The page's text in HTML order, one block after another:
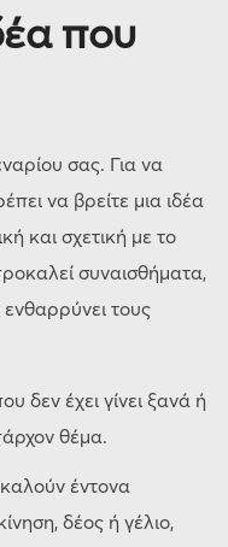
που
σας. Για να
να βρείτε μια ιδέα
και σχετική με το
συναισθήματα,
τους
δεν έχει γίνει ξανά ή
θέμα.
έντονα
δέος ή γέλιο,